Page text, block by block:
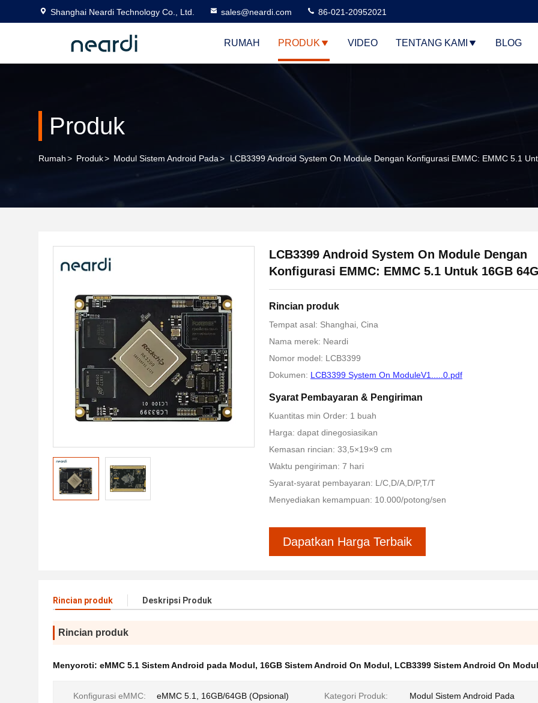
Shanghai Neardi Technology Co., Ltd. sales@neardi.com 86-021-20952021
RUMAH PRODUK VIDEO TENTANG KAMI BLOG
Produk
Rumah> Produk> Modul Sistem Android Pada> LCB3399 Android System On Module Dengan Konfigurasi EMMC: EMMC 5.1
LCB3399 Android System On Module Dengan
Konfigurasi EMMC: EMMC 5.1 Untuk 16GB
Rincian produk
Tempat asal: Shanghai, Cina
Nama merek: Neardi
Nomor model: LCB3399
Dokumen: LCB3399 System On ModuleV1.....0.pdf
Syarat Pembayaran & Pengiriman
Kuantitas min Order: 1 buah
Harga: dapat dinegosiasikan
Kemasan rincian: 33,5×19×9 cm
Waktu pengiriman: 7 hari
Syarat-syarat pembayaran: L/C,D/A,D/P,T/T
Menyediakan kemampuan: 10.000/potong/sen
Dapatkan Harga Terbaik
Rincian produk Deskripsi Produk
Rincian produk
Menyoroti: eMMC 5.1 Sistem Android pada Modul, 16GB Sistem Android On Modul, LCB3399 Sistem Android On Modul
Konfigurasi eMMC: eMMC 5.1, 16GB/64GB (Opsional) Kategori Produk: Modul Sistem Android Pada